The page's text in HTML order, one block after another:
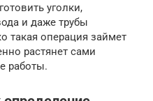
уголки,
и даже трубы
такая операция займет
растянет сами
работы.